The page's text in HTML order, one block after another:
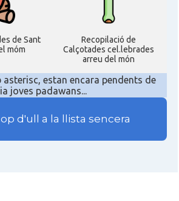
de Sant
móm
Recopilació de
Calçotades cel.lebrades
arreu del món
estan encara pendents de
joves padawans...
d'ull a la llista sencera